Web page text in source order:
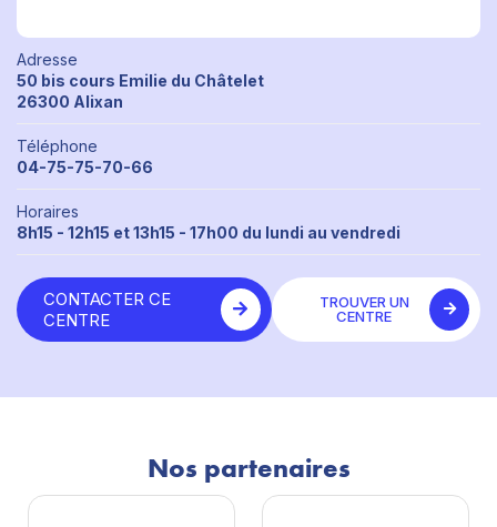
Adresse
50 bis cours Emilie du Châtelet
26300 Alixan
Téléphone
04-75-75-70-66
Horaires
8h15 - 12h15 et 13h15 - 17h00 du lundi au vendredi
CONTACTER CE
CENTRE
TROUVER UN
CENTRE
Nos partenaires